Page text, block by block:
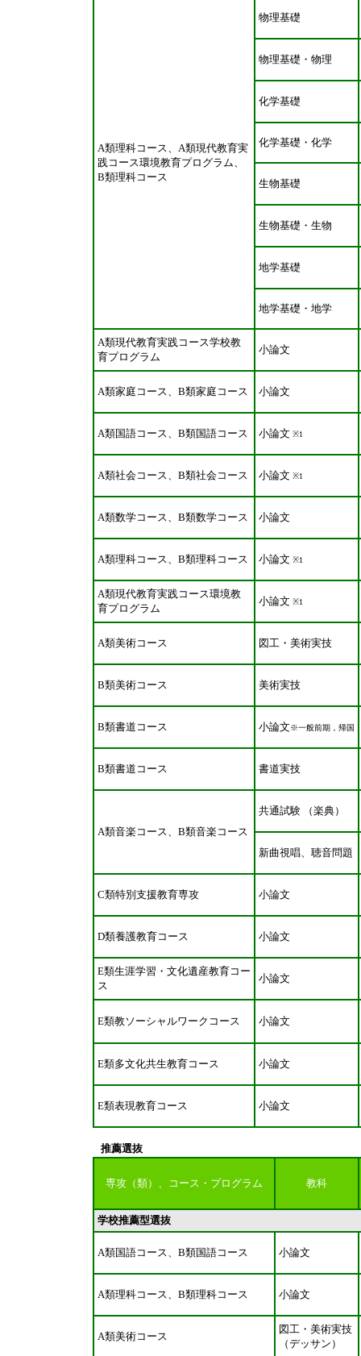
A類理科コース、A類現代教育実
践コース環境教育プログラム、
B類理科コース
物理基礎
物理基礎・物理
化学基礎
化学基礎・化学
生物基礎
生物基礎・生物
地学基礎
地学基礎・地学
A類現代教育実践コース学校教
育プログラム
小論文
A類家庭コース、B類家庭コース 小論文
A類国語コース、B類国語コース 小論文 ※1
A類社会コース、B類社会コース 小論文 ※1
A類数学コース、B類数学コース 小論文
A類理科コース、B類理科コース 小論文 ※1
A類現代教育実践コース環境教
育プログラム
小論文 ※1
A類美術コース 図工・美術実技
B類美術コース 美術実技
B類書道コース 小論文※一般前期，帰国
B類書道コース 書道実技
A類音楽コース、B類音楽コース
共通試験 （楽典）
新曲視唱、聴音問題
C類特別支援教育専攻 小論文
D類養護教育コース 小論文
E類生涯学習・文化遺産教育コー
ス
小論文
E類教ソーシャルワークコース 小論文
E類多文化共生教育コース 小論文
E類表現教育コース 小論文
推薦選抜
専攻（類）、コース・プログラム 教科
学校推薦型選抜
A類国語コース、B類国語コース 小論文
A類理科コース、B類理科コース 小論文
A類美術コース
図工・美術実技
（デッサン）